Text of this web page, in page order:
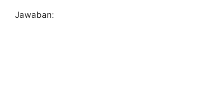
Jawaban: